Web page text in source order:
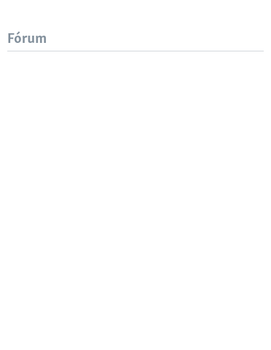
Fórum